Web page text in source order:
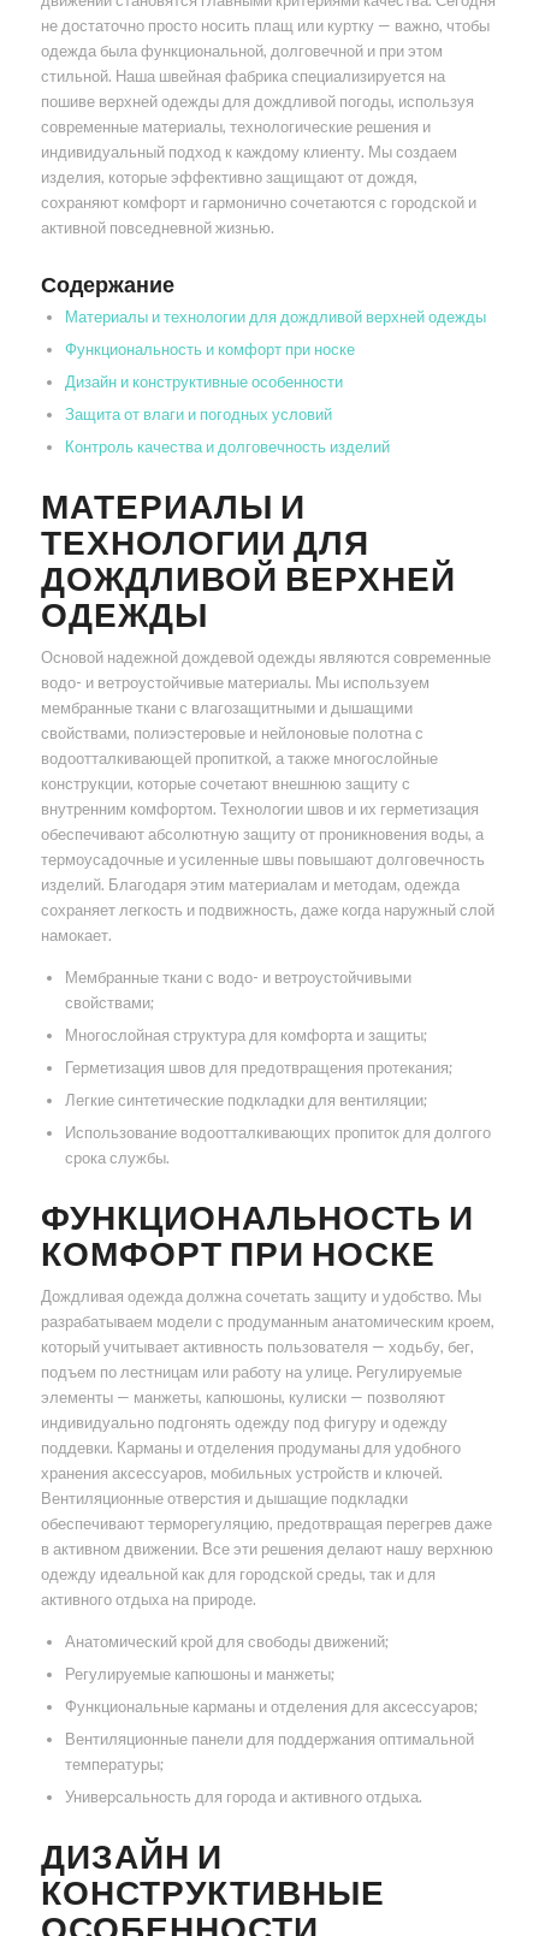
не достаточно просто носить плащ или куртку — важно, чтобы
одежда была функциональной, долговечной и при этом
стильной. Наша швейная фабрика специализируется на
пошиве верхней одежды для дождливой погоды, используя
современные материалы, технологические решения и
индивидуальный подход к каждому клиенту. Мы создаем
изделия, которые эффективно защищают от дождя,
сохраняют комфорт и гармонично сочетаются с городской и
активной повседневной жизнью.
Содержание
Материалы и технологии для дождливой верхней одежды
Функциональность и комфорт при носке
Дизайн и конструктивные особенности
Защита от влаги и погодных условий
Контроль качества и долговечность изделий
МАТЕРИАЛЫ И
ТЕХНОЛОГИИ ДЛЯ
ДОЖДЛИВОЙ ВЕРХНЕЙ
ОДЕЖДЫ
Основой надежной дождевой одежды являются современные
водо- и ветроустойчивые материалы. Мы используем
мембранные ткани с влагозащитными и дышащими
свойствами, полиэстеровые и нейлоновые полотна с
водоотталкивающей пропиткой, а также многослойные
конструкции, которые сочетают внешнюю защиту с
внутренним комфортом. Технологии швов и их герметизация
обеспечивают абсолютную защиту от проникновения воды, а
термоусадочные и усиленные швы повышают долговечность
изделий. Благодаря этим материалам и методам, одежда
сохраняет легкость и подвижность, даже когда наружный слой
намокает.
Мембранные ткани с водо- и ветроустойчивыми
свойствами;
Многослойная структура для комфорта и защиты;
Герметизация швов для предотвращения протекания;
Легкие синтетические подкладки для вентиляции;
Использование водоотталкивающих пропиток для долгого
срока службы.
ФУНКЦИОНАЛЬНОСТЬ И
КОМФОРТ ПРИ НОСКЕ
Дождливая одежда должна сочетать защиту и удобство. Мы
разрабатываем модели с продуманным анатомическим кроем,
который учитывает активность пользователя — ходьбу, бег,
подъем по лестницам или работу на улице. Регулируемые
элементы — манжеты, капюшоны, кулиски — позволяют
индивидуально подгонять одежду под фигуру и одежду
поддевки. Карманы и отделения продуманы для удобного
хранения аксессуаров, мобильных устройств и ключей.
Вентиляционные отверстия и дышащие подкладки
обеспечивают терморегуляцию, предотвращая перегрев даже
в активном движении. Все эти решения делают нашу верхнюю
одежду идеальной как для городской среды, так и для
активного отдыха на природе.
Анатомический крой для свободы движений;
Регулируемые капюшоны и манжеты;
Функциональные карманы и отделения для аксессуаров;
Вентиляционные панели для поддержания оптимальной
температуры;
Универсальность для города и активного отдыха.
ДИЗАЙН И
КОНСТРУКТИВНЫЕ